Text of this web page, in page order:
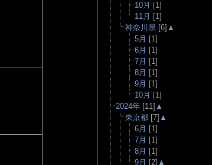
10月 [1]
11月 [1]
神奈川県 [6] ▲
5月 [1]
6月 [1]
7月 [1]
8月 [1]
9月 [1]
10月 [1]
2024年 [11] ▲
東京都 [7] ▲
6月 [1]
7月 [1]
8月 [1]
9月 [2] ▲